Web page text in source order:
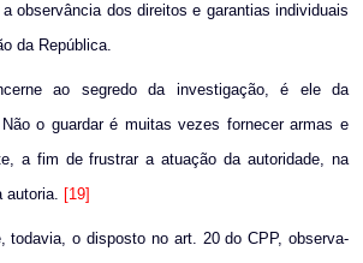
observância dos direitos e garantias individuais
da República.
ao segredo da investigação, é ele da
o guardar é muitas vezes fornecer armas e
a fim de frustrar a atuação da autoridade, na
autoria. [19]
todavia, o disposto no art. 20 do CPP, observa-